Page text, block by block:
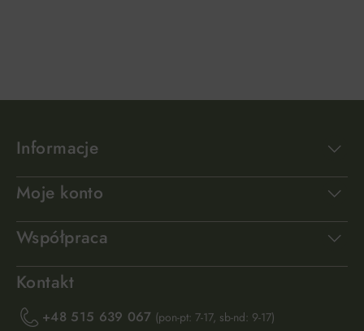
Informacje
Moje konto
Współpraca
Kontakt
+48 515 639 067 (pon-pt: 7-17, sb-nd: 9-17)